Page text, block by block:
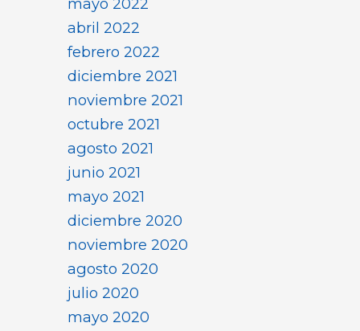
mayo 2022
abril 2022
febrero 2022
diciembre 2021
noviembre 2021
octubre 2021
agosto 2021
junio 2021
mayo 2021
diciembre 2020
noviembre 2020
agosto 2020
julio 2020
mayo 2020